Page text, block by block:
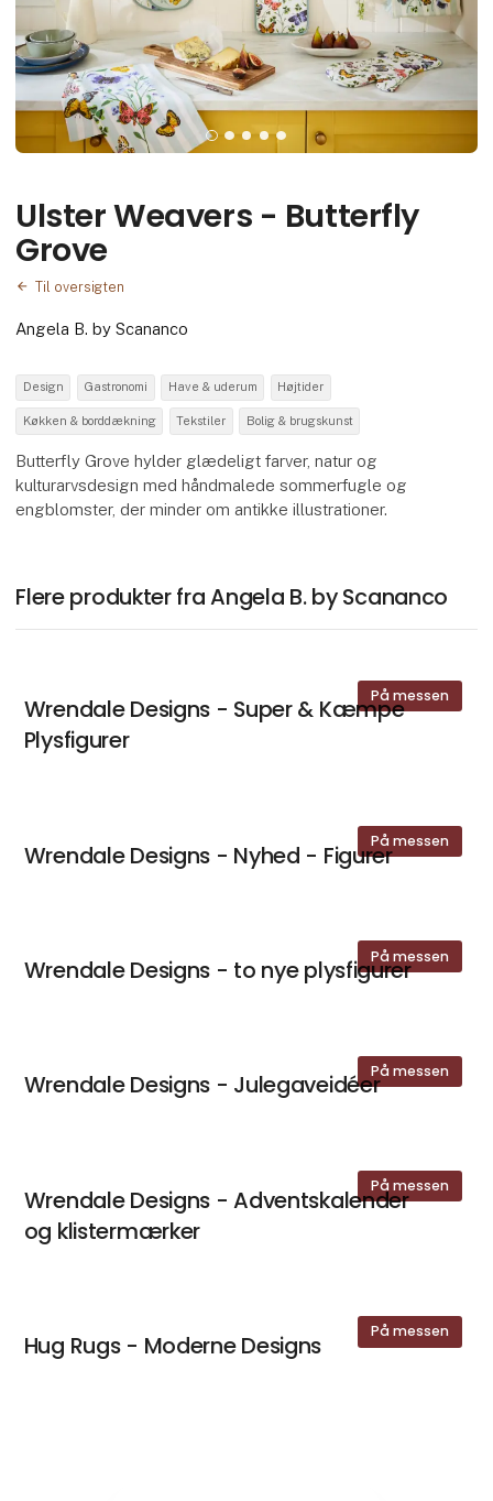
Ulster Weavers - Butterfly
Grove
Til oversigten
Angela B. by Scananco
Design Gastronomi Have & uderum Højtider
Køkken & borddækning Tekstiler Bolig & brugskunst
Butterfly Grove hylder glædeligt farver, natur og
kulturarvsdesign med håndmalede sommerfugle og
engblomster, der minder om antikke illustrationer.
Flere produkter fra Angela B. by Scananco
På messen
Wrendale Designs - Super & Kæmpe
Plysfigurer
På messen
Wrendale Designs - Nyhed - Figurer
På messen
Wrendale Designs - to nye plysfigurer
På messen
Wrendale Designs - Julegaveidéer
På messen
Wrendale Designs - Adventskalender
og klistermærker
På messen
Hug Rugs - Moderne Designs